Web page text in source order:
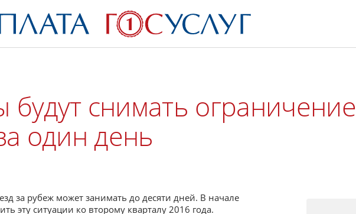
снимать ограничение
один день
за рубеж может занимать до десяти дней. В начале
эту ситуации ко второму кварталу 2016 года.